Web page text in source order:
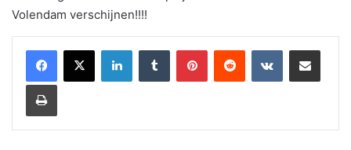
Volendam verschijnen!!!!
LinkedInTumblr PinterestReddit VKontakteShare via Email
Print